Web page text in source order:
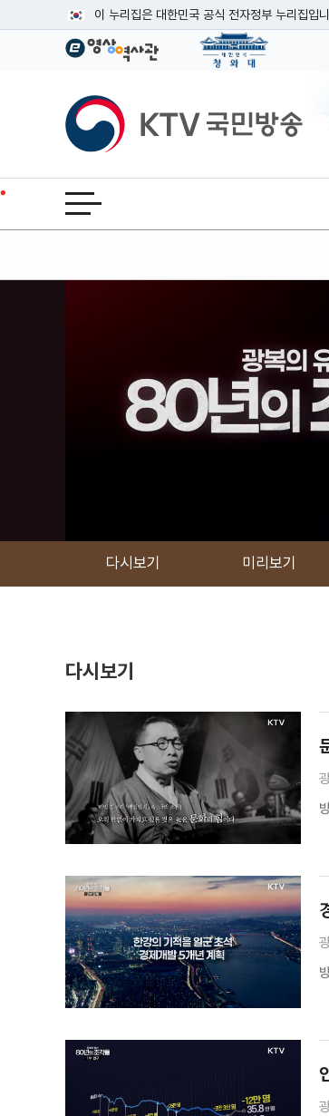
이 누리집은 대한민국 공식 전자정부 누리집입
공식 누리집 주소 확인하기
이밖에 or.kr 또는 .kr등 다른 도메인 주소를 사
운영중인 공식 누리집보기
KTV국민방송
전체메뉴 열기
다시보기 미리보기
다시보기